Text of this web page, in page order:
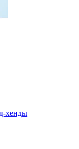
хенды